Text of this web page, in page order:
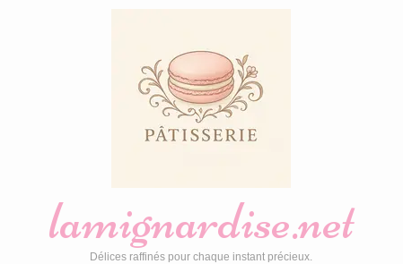
lamignardise.net
Délices raffinés pour chaque instant précieux.